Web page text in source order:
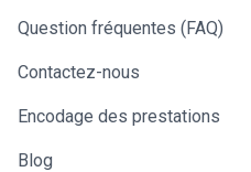
Question fréquentes (FAQ)
Contactez-nous
Encodage des prestations
Blog